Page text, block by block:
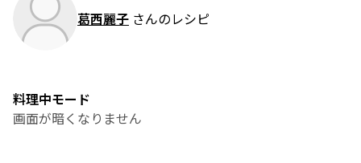
葛西麗子 さんのレシピ
料理中モード
画面が暗くなりません